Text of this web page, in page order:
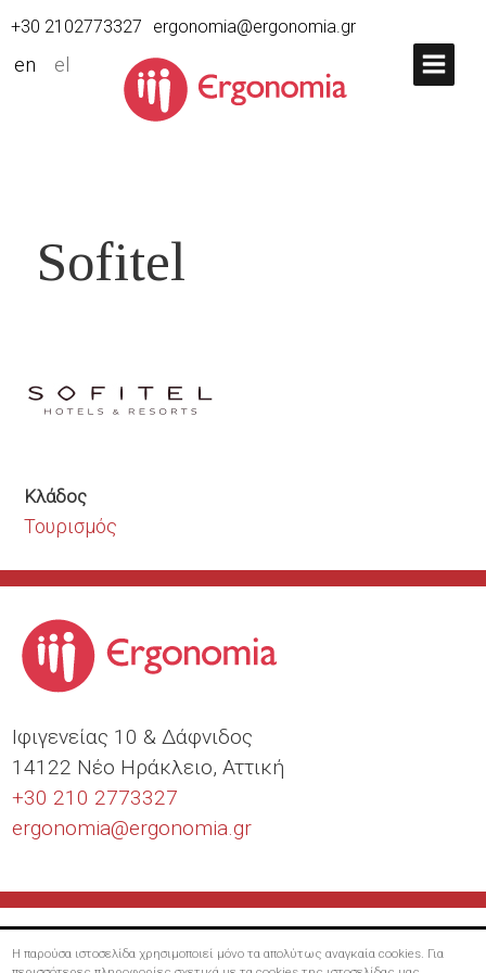
+30 2102773327 ergonomia@ergonomia.gr
en el
Sofitel
Κλάδος
Τουρισμός
Ιφιγενείας 10 & Δάφνιδος
14122 Νέο Ηράκλειο, Αττική
+30 210 2773327
ergonomia@ergonomia.gr
Η παρούσα ιστοσελίδα χρησιμοποιεί μόνο τα απολύτως αναγκαία cookies. Για